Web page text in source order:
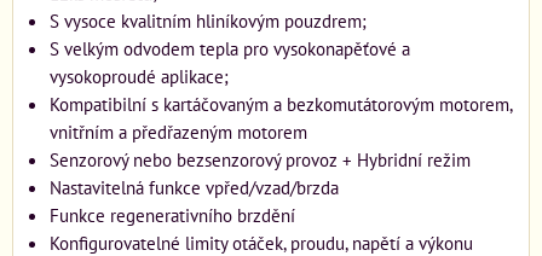
S vysoce kvalitním hliníkovým pouzdrem;
S velkým odvodem tepla pro vysokonapěťové a
vysokoproudé aplikace;
Kompatibilní s kartáčovaným a bezkomutátorovým motorem,
vnitřním a předřazeným motorem
Senzorový nebo bezsenzorový provoz + Hybridní režim
Nastavitelná funkce vpřed/vzad/brzda
Funkce regenerativního brzdění
Konfigurovatelné limity otáček, proudu, napětí a výkonu